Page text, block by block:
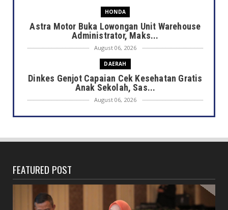
HONDA
Astra Motor Buka Lowongan Unit Warehouse
Administrator, Maks...
August 06, 2026
DAERAH
Dinkes Genjot Capaian Cek Kesehatan Gratis
Anak Sekolah, Sas...
August 06, 2026
DAERAH
Dedy Tinjau Cek Keseh...
Lebih Pasti dengan Kampas Rem Asli Honda,
Pengereman Maksima...
August 06, 2026
FEATURED POST